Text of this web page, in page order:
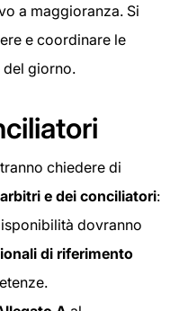
a maggioranza. Si
e coordinare le
del giorno.
chiedere di
e dei conciliatori:
dovranno
di riferimento